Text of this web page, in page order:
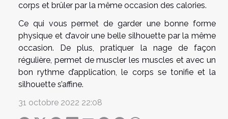
corps et brûler par la même occasion des calories.
Ce qui vous permet de garder une bonne forme
physique et d’avoir une belle silhouette par la même
occasion. De plus, pratiquer la nage de façon
régulière, permet de muscler les muscles et avec un
bon rythme d’application, le corps se tonifie et la
silhouette s’affine.
31 octobre 2022 22:08